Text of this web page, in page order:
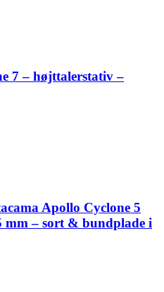
7 – højttalerstativ –
Apollo Cyclone 5
mm – sort & bundplade i